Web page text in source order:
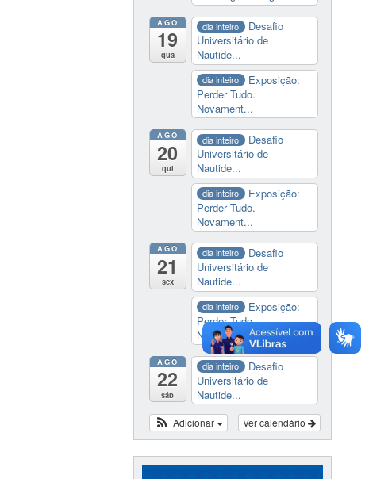
AGO
19
qua
dia inteiro
Desafio
Universitário de
Nautide...
dia inteiro
Exposição:
Perder Tudo.
Novament...
AGO
20
qui
dia inteiro
Desafio
Universitário de
Nautide...
dia inteiro
Exposição:
Perder Tudo.
Novament...
AGO
21
sex
dia inteiro
Desafio
Universitário de
Nautide...
dia inteiro
Exposição:
Perder Tudo.
Novament...
AGO
22
sáb
dia inteiro
Desafio
Universitário de
Nautide...
Ver calendário
Adicionar